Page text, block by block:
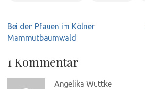
Beitragsnavigation
Bei den Pfauen im Kölner
Mammutbaumwald
1 Kommentar
Angelika Wuttke